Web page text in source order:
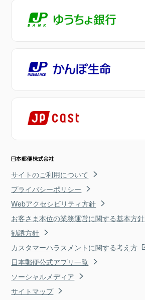
サイトのご利用について
プライバシーポリシー
Webアクセシビリティ方針
お客さま本位の業務運営に関する基本方針
勧誘方針
カスタマーハラスメントに関する考え方
日本郵便公式アプリ一覧
ソーシャルメディア
サイトマップ